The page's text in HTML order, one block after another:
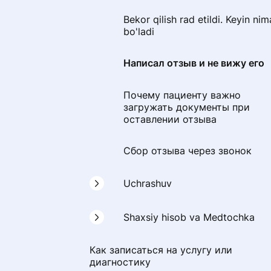
Bekor qilish rad etildi. Keyin
bo'ladi
Написал отзыв и не вижу его
Почему пациенту важно
загружать документы при
оставлении отзыва
Сбор отзыва через звонок
Uchrashuv
Portalda shifokorni qanday
Onlayn konsultatsiyaga qanday
Shaxsiy hisob va Medtochka
Uchrashuv
Как записаться на услугу или
диагностику